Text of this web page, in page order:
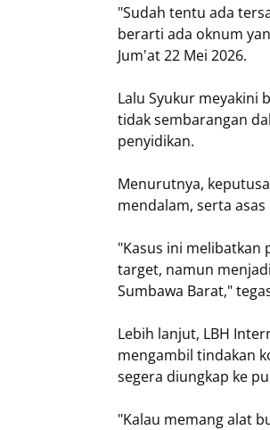
"Sudah tentu ada
berarti ada oknum
Jum'at 22 Mei 2026.
Lalu Syukur meyakini
tidak sembarangan
penyidikan.
Menurutnya,
mendalam, serta
"Kasus ini melibatkan
target, namun
Sumbawa Barat,"
Lebih lanjut, LBH
mengambil tindakan
segera diungkap ke
"Kalau memang alat